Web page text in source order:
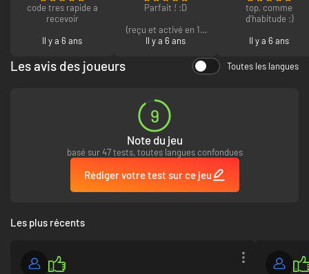
code tres rapide a
recevoir
Il y a 6 ans
Parfait ! :D
(reçu et activé en 15
secondes
Il y a 6 ans
top, comme
d'habitude :)
Il y a 6 ans
Les avis des joueurs Toutes les langues
9
Note du jeu
basé sur 47 tests, toutes langues confondues
Rédiger votre test sur ce jeu
Les plus récents